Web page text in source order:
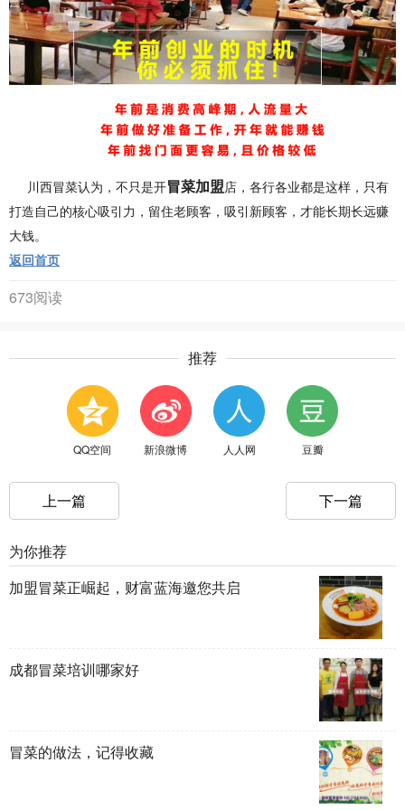
川西冒菜认为，不只是开冒菜加盟店，各行各业都是这样，只有
打造自己的核心吸引力，留住老顾客，吸引新顾客，才能长期长远赚
大钱。
返回首页
673阅读
推荐
QQ空间 新浪微博 人人网 豆瓣
上一篇 下一篇
为你推荐
加盟冒菜正崛起，财富蓝海邀您共启
成都冒菜培训哪家好
冒菜的做法，记得收藏